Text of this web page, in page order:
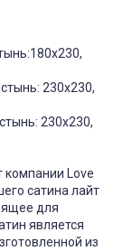
230х230,
230х230,
компании Love
сатина лайт
для
является
из